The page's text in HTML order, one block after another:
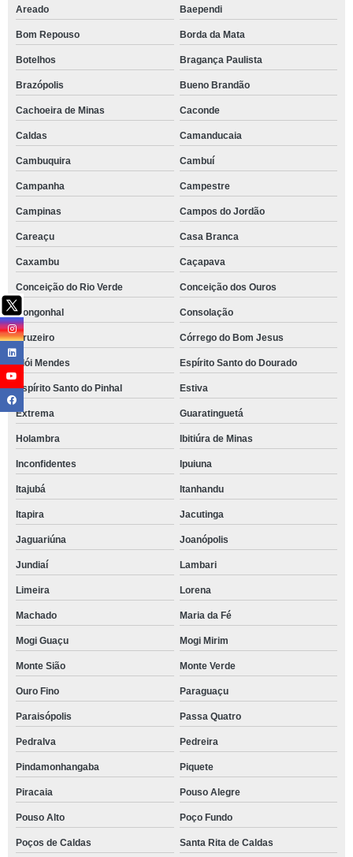
Areado Baependi
Bom Repouso Borda da Mata
Botelhos Bragança Paulista
Brazópolis Bueno Brandão
Cachoeira de Minas Caconde
Caldas Camanducaia
Cambuquira Cambuí
Campanha Campestre
Campinas Campos do Jordão
Careaçu Casa Branca
Caxambu Caçapava
Conceição do Rio Verde Conceição dos Ouros
Congonhal Consolação
Cruzeiro Córrego do Bom Jesus
Elói Mendes Espírito Santo do Dourado
Espírito Santo do Pinhal Estiva
Extrema Guaratinguetá
Holambra Ibitiúra de Minas
Inconfidentes Ipuiuna
Itajubá Itanhandu
Itapira Jacutinga
Jaguariúna Joanópolis
Jundiaí Lambari
Limeira Lorena
Machado Maria da Fé
Mogi Guaçu Mogi Mirim
Monte Sião Monte Verde
Ouro Fino Paraguaçu
Paraisópolis Passa Quatro
Pedralva Pedreira
Pindamonhangaba Piquete
Piracaia Pouso Alegre
Pouso Alto Poço Fundo
Poços de Caldas Santa Rita de Caldas